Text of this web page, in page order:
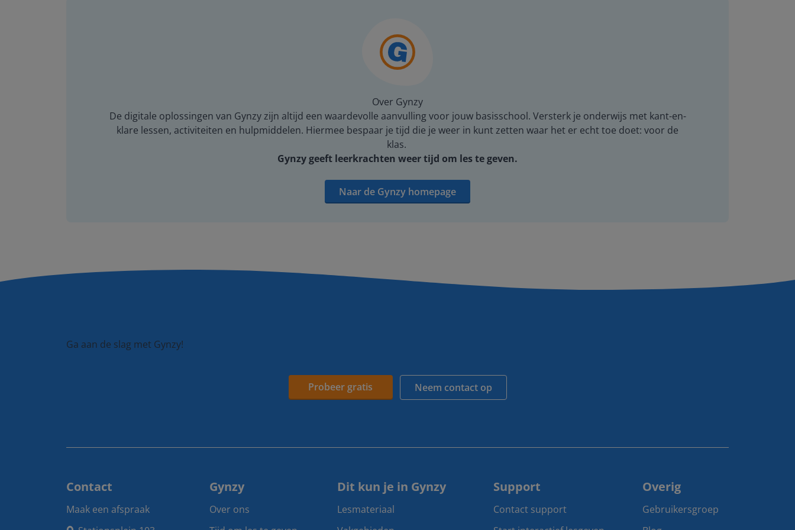
Over Gynzy
De digitale oplossingen van Gynzy zijn altijd een waardevolle aanvulling voor jouw basisschool. Versterk je onderwijs met kant-en-
klare lessen, activiteiten en hulpmiddelen. Hiermee bespaar je tijd die je weer in kunt zetten waar het er echt toe doet: voor de
klas.
Gynzy geeft leerkrachten weer tijd om les te geven.
Naar de Gynzy homepage
Ga aan de slag met Gynzy!
Probeer gratis Neem contact op
Contact
Maak een afspraak
Gynzy
Over ons
Dit kun je in Gynzy
Lesmateriaal
Support
Contact support
Overig
Gebruikersgroep